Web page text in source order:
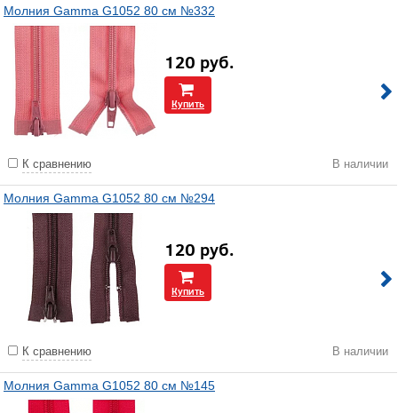
Молния Gamma G1052 80 см №332
120 руб.
Купить
К сравнению В наличии
Молния Gamma G1052 80 см №294
120 руб.
Купить
К сравнению В наличии
Молния Gamma G1052 80 см №145